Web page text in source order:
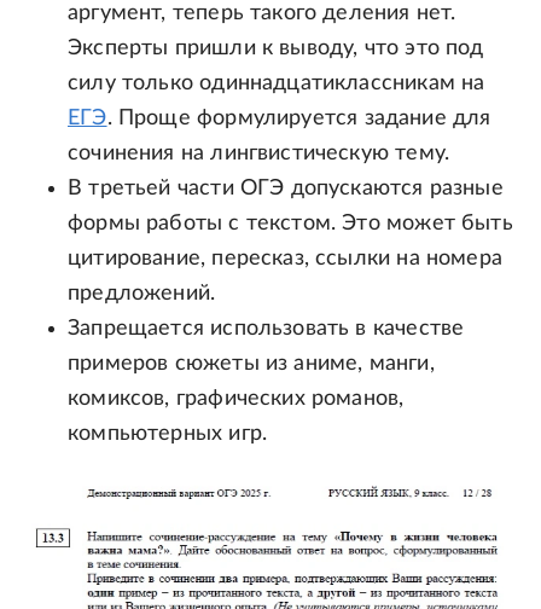
аргумент, теперь такого деления нет.
Эксперты пришли к выводу, что это под
силу только одиннадцатиклассникам на
ЕГЭ. Проще формулируется задание для
сочинения на лингвистическую тему.
В третьей части ОГЭ допускаются разные
формы работы с текстом. Это может быть
цитирование, пересказ, ссылки на номера
предложений.
Запрещается использовать в качестве
примеров сюжеты из аниме, манги,
комиксов, графических романов,
компьютерных игр.